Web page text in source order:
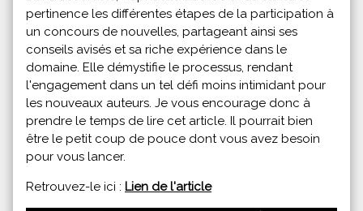
pertinence les différentes étapes de la participation à
un concours de nouvelles, partageant ainsi ses
conseils avisés et sa riche expérience dans le
domaine. Elle démystifie le processus, rendant
l'engagement dans un tel défi moins intimidant pour
les nouveaux auteurs. Je vous encourage donc à
prendre le temps de lire cet article. Il pourrait bien
être le petit coup de pouce dont vous avez besoin
pour vous lancer.
Retrouvez-le ici : Lien de l'article